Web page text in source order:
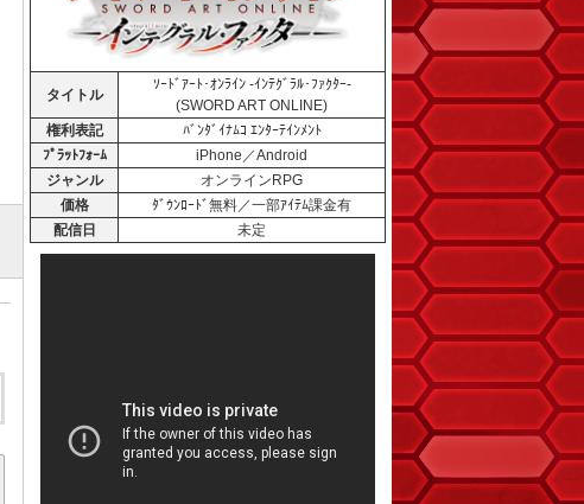
タイトル
ｿｰﾄﾞｱｰﾄ･ｵﾝﾗｲﾝ -ｲﾝﾃｸﾞﾗﾙ･ﾌｧｸﾀｰ-
(SWORD ART ONLINE)
権利表記
ﾊﾞﾝﾀﾞｲﾅﾑｺ ｴﾝﾀｰﾃｲﾝﾒﾝﾄ
ﾌﾟﾗｯﾄﾌｫｰﾑ
iPhone／Android
ジャンル
オンラインRPG
価格
ﾀﾞｳﾝﾛｰﾄﾞ無料／一部ｱｲﾃﾑ課金有
配信日
未定